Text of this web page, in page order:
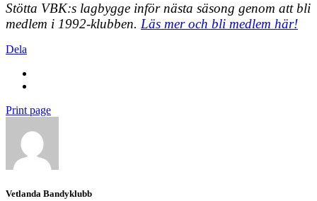
Stötta VBK:s lagbygge inför nästa säsong genom att bli
medlem i 1992-klubben. Läs mer och bli medlem här!
Dela
Print page
Vetlanda Bandyklubb